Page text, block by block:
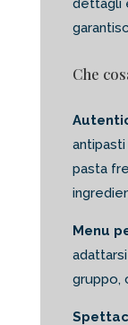
dettagli
Che
pasta
Menu
gruppo,